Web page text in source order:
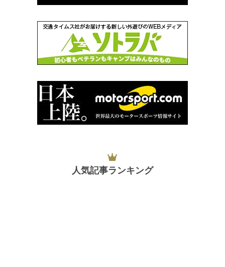
人気記事ランキング